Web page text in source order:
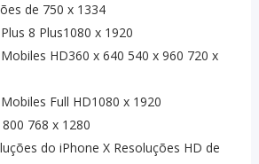
de 750 x 1334
8 Plus1080 x 1920
HD360 x 640 540 x 960 720 x
Full HD1080 x 1920
768 x 1280
do iPhone X Resoluções HD de